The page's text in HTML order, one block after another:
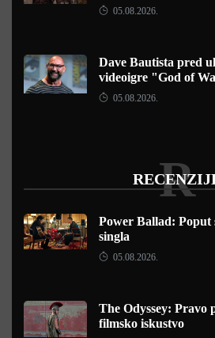
05.08.2026.
Dave Bautista pred
videoigre "God of
05.08.2026.
R
Power Ballad: Poput
singla
05.08.2026.
The Odyssey: Pravo
filmsko iskustvo